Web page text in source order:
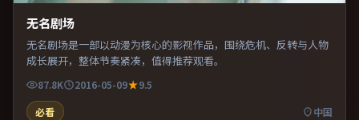
无名剧场
无名剧场是一部以动漫为核心的影视作品，围绕危机、反转与人物
成长展开，整体节奏紧凑，值得推荐观看。
87.8K 2016-05-09
9.5
必看
中国